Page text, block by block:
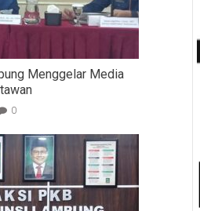
Menggelar Media
0